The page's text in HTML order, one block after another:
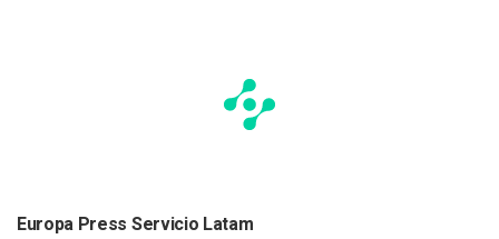
Europa Press Servicio Latam